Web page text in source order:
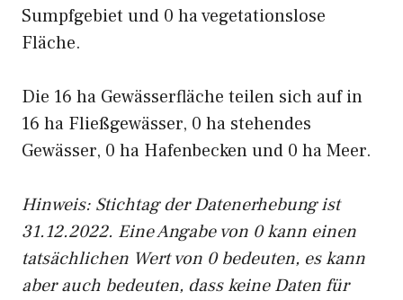
Sumpfgebiet und 0 ha vegetationslose
Fläche.
Die 16 ha Gewässerfläche teilen sich auf in
16 ha Fließgewässer, 0 ha stehendes
Gewässer, 0 ha Hafenbecken und 0 ha Meer.
Hinweis: Stichtag der Datenerhebung ist
31.12.2022. Eine Angabe von 0 kann einen
tatsächlichen Wert von 0 bedeuten, es kann
aber auch bedeuten, dass keine Daten für